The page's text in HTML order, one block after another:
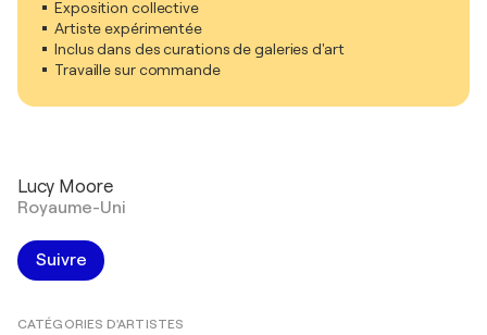
Exposition collective
Artiste expérimentée
Inclus dans des curations de galeries d'art
Travaille sur commande
Lucy Moore
Royaume-Uni
Suivre
CATÉGORIES D'ARTISTES